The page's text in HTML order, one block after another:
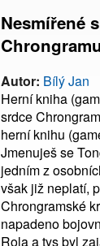
Nesmířené
Autor: Bílý Jan
Herní kniha
srdce
herní knihu
Jmenuješ se
jedním z
však již neplatí,
Chrongramské
napadeno
Rola a tys byl